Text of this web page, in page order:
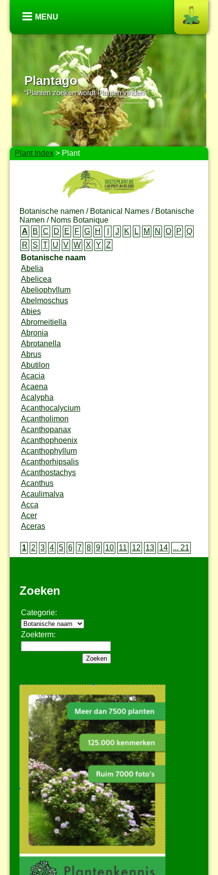
MENU
Plantago
“Planten zoeken wordt Planten vinden”
Plant Index > Plant
Botanische namen / Botanical Names / Botanische
Namen / Noms Botanique
A
B C D E F G H J K L M N O P
Q
R
S T U V W X Y
Z
Botanische naam
Abelia
Abelicea
Abeliophyllum
Abelmoschus
Abies
Abromeitiella
Abronia
Abrotanella
Abrus
Abutilon
Acacia
Acaena
Acalypha
Acanthocalycium
Acantholimon
Acanthopanax
Acanthophoenix
Acanthophyllum
Acanthorhipsalis
Acanthostachys
Acanthus
Acaulimalva
Acca
Acer
Aceras
1 2 3 4 5 6 7 8 9 10 11 12 13 14 ... 21
Zoeken
Categorie:
Zoekterm: